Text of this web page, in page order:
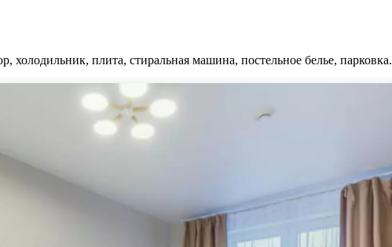
холодильник, плита, стиральная машина, постельное белье, парковка.